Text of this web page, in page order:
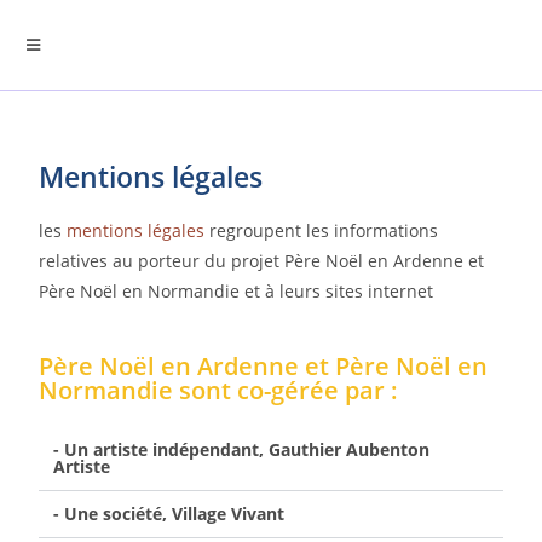
Mentions légales
les mentions légales regroupent les informations
relatives au porteur du projet Père Noël en Ardenne et
Père Noël en Normandie et à leurs sites internet
Père Noël en Ardenne et Père Noël en
Normandie sont co-gérée par :
- Un artiste indépendant, Gauthier Aubenton
Artiste
- Une société, Village Vivant